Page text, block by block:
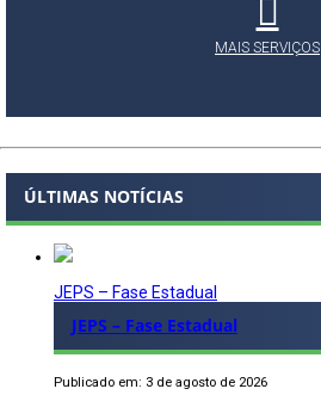
MAIS SERVIÇOS
ÚLTIMAS NOTÍCIAS
JEPS – Fase Estadual
JEPS – Fase Estadual
Publicado em: 3 de agosto de 2026